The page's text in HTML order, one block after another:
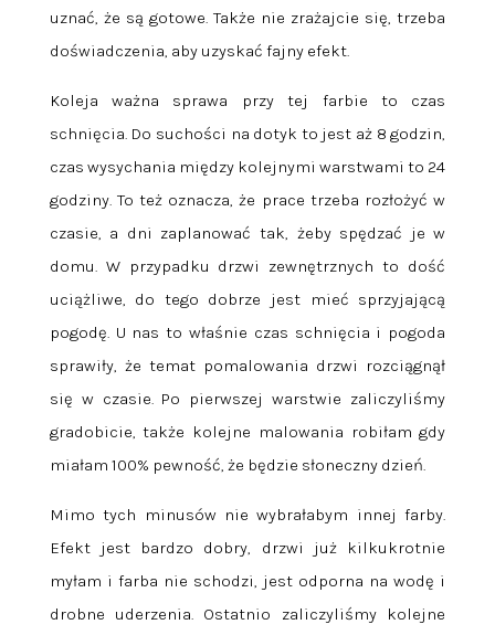
uznać, że są gotowe. Także nie zrażajcie się, trzeba
doświadczenia, aby uzyskać fajny efekt.
Koleja ważna sprawa przy tej farbie to czas
schnięcia. Do suchości na dotyk to jest aż 8 godzin,
czas wysychania między kolejnymi warstwami to 24
godziny. To też oznacza, że prace trzeba rozłożyć w
czasie, a dni zaplanować tak, żeby spędzać je w
domu. W przypadku drzwi zewnętrznych to dość
uciążliwe, do tego dobrze jest mieć sprzyjającą
pogodę. U nas to właśnie czas schnięcia i pogoda
sprawiły, że temat pomalowania drzwi rozciągnął
się w czasie. Po pierwszej warstwie zaliczyliśmy
gradobicie, także kolejne malowania robiłam gdy
miałam 100% pewność, że będzie słoneczny dzień.
Mimo tych minusów nie wybrałabym innej farby.
Efekt jest bardzo dobry, drzwi już kilkukrotnie
myłam i farba nie schodzi, jest odporna na wodę i
drobne uderzenia. Ostatnio zaliczyliśmy kolejne